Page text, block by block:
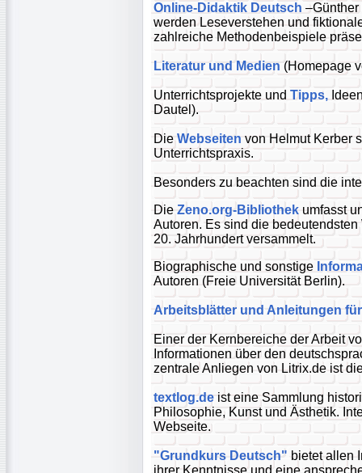
Online-Didaktik Deutsch
werden Leseverstehen und
zahlreiche Methodenbeispiele
Literatur und Medien (Homepage
Unterrichtsprojekte und Tipps,
Dautel).
Die Webseiten von Helmut Kerber
Unterrichtspraxis.
Besonders zu beachten sind die
Die Zeno.org-Bibliothek umfasst
Autoren. Es sind die
20. Jahrhundert versammelt.
Biographische und sonstige
Autoren (Freie Universität Berlin).
Arbeitsblätter und Anleitungen
Einer der Kernbereiche der Arbeit
Informationen über den
zentrale Anliegen von Litrix.de ist
textlog.de ist eine Sammlung
Philosophie, Kunst und Ästhetik.
Webseite.
"Grundkurs Deutsch" bietet allen
ihrer Kenntnisse und eine